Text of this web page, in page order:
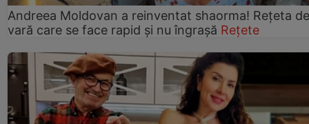
Andreea Moldovan a reinventat shaorma! Rețeta de
vară care se face rapid și nu îngrașă Rețete